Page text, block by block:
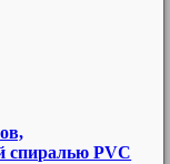
спиралью PVC